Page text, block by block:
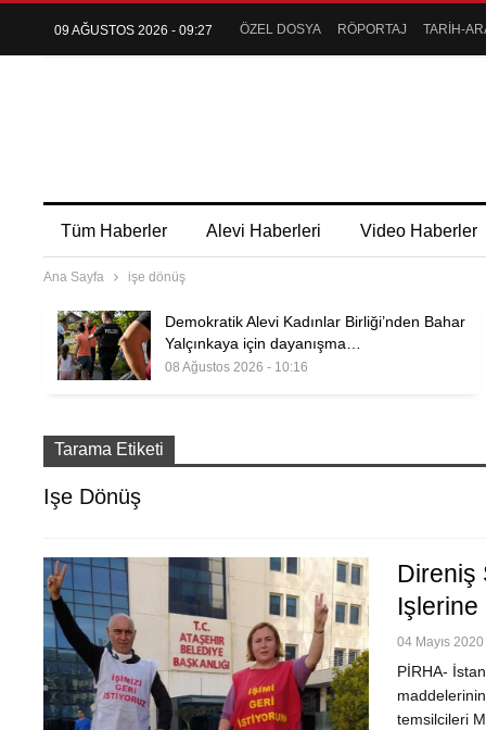
09 AĞUSTOS 2026 - 09:27 ÖZEL DOSYA RÖPORTAJ TARİH-
Tüm Haberler Alevi Haberleri Video Haberler
Ana Sayfa işe dönüş
Demokratik Alevi Kadınlar Birliği’nden Bahar
Yalçınkaya için dayanışma…
08 Ağustos 2026 - 10:16
Tarama Etiketi
Işe Dönüş
Direniş
Işlerine
04 Mayıs
PİRHA-
temsilcileri